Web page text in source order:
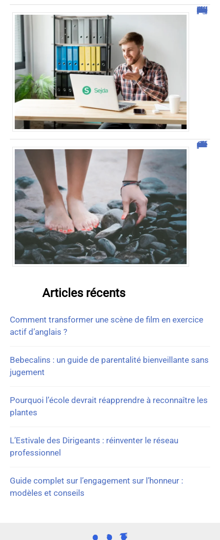
Sejda : l’outil idéal pour manipuler vos PDF en ligne
Comment vendre des photos de ses pieds efficacement ?
Articles récents
Comment transformer une scène de film en exercice
actif d’anglais ?
Bebecalins : un guide de parentalité bienveillante sans
jugement
Pourquoi l’école devrait réapprendre à reconnaître les
plantes
L’Estivale des Dirigeants : réinventer le réseau
professionnel
Guide complet sur l’engagement sur l’honneur :
modèles et conseils